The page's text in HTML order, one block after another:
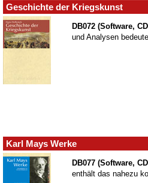
Geschichte der Kriegskunst
DB072 (Software,
und Analysen
Karl Mays Werke
DB077 (Software,
enthält das nahezu